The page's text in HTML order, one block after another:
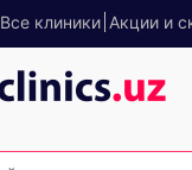
Все клиники Акции и